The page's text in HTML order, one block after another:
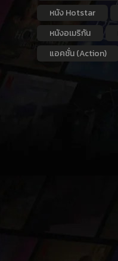
หนัง Hotstar
หนังอเมริกัน
แอคชั่น (Action)